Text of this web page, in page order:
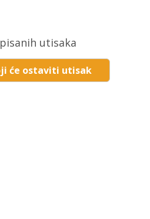
utisaka
će ostaviti utisak